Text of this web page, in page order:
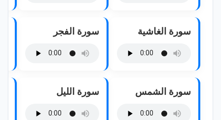
سورة الغاشية سورة الفجر
سورة الشمس سورة الليل